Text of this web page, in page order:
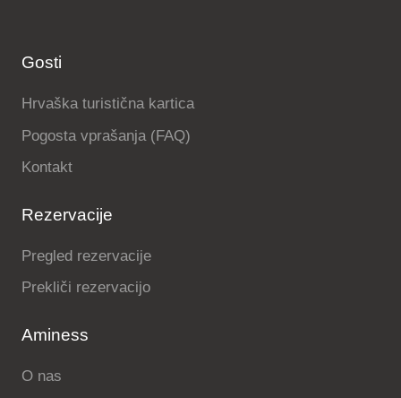
Gosti
Hrvaška turistična kartica
Pogosta vprašanja (FAQ)
Kontakt
Rezervacije
Pregled rezervacije
Prekliči rezervacijo
Aminess
O nas